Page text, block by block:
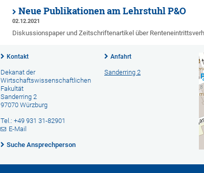
Neue Publikationen am Lehrstuhl P&O
02.12.2021
Diskussionspaper und Zeitschriftenartikel über
Kontakt
Dekanat der
Wirtschaftswissenschaftlichen
Fakultät
Sanderring 2
97070 Würzburg
Tel.: +49 931 31-82901
E-Mail
Suche Ansprechperson
Anfahrt
Sanderring 2